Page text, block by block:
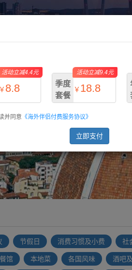
￥ 8.8
活动立减4.4元
季度
套餐
￥ 18.8
￥28.2
活动立减9.4元
并同意 《海外伴侣付费服务协议》
立即支付
节假日 消费习惯及小费 社
馆 本地菜 各国风味 酒吧